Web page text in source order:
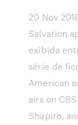
20 Nov
Salvation
exibida
série de
American
airs on
Shapiro,